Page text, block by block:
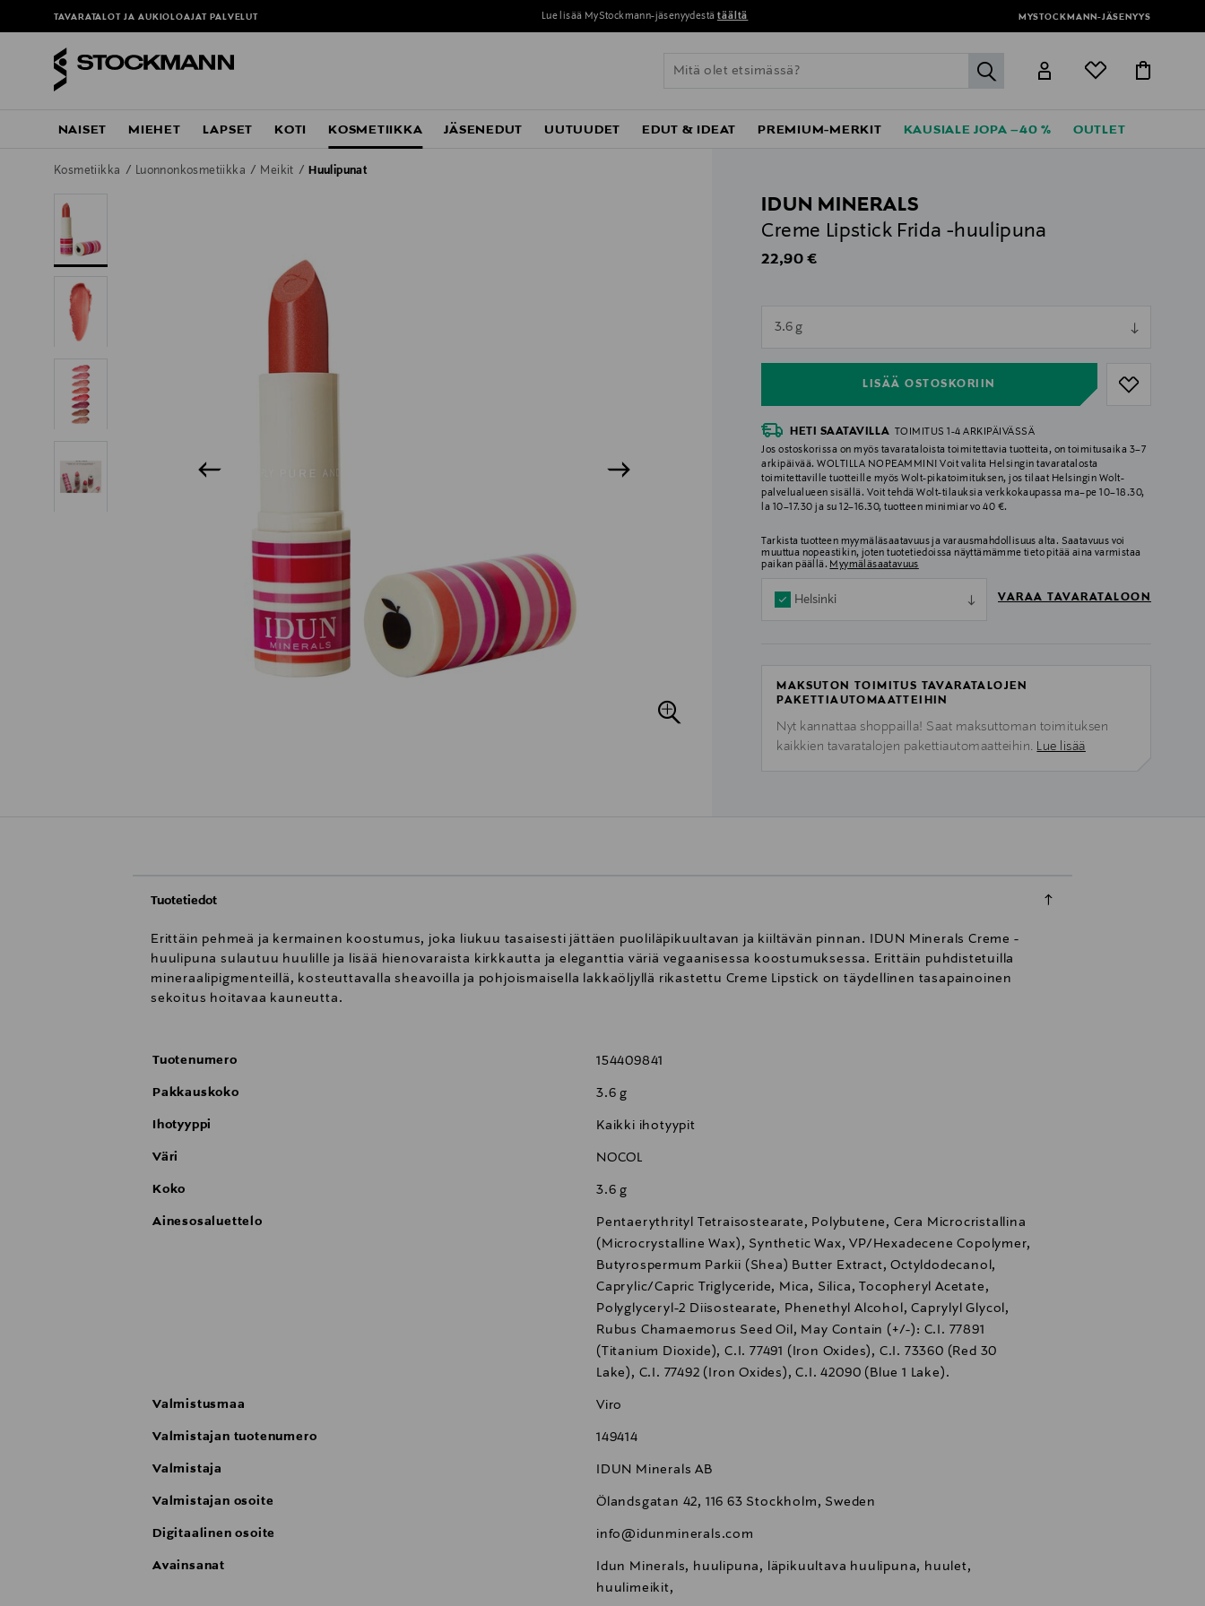
TAVARATALOT JA AUKIOLOAJAT PALVELUT Lue lisää MyStockmann-jäsenyydestä täältä MYSTOCKMANN-JÄSENYYS
label.header.go
NAISET MIEHET LAPSET KOTI KOSMETIIKKA JÄSENEDUT UUTUUDET EDUT & IDEAT PREMIUM-MERKIT KAUSIALE JOPA –40 % OUTLET
Kosmetiikka Luonnonkosmetiikka Meikit Huulipunat
IDUN MINERALS
Creme Lipstick Frida -huulipuna
Original Price
22,90 €
3.6 g
LISÄÄ OSTOSKORIIN
HETI SAATAVILLA
TOIMITUS 1-4 ARKIPÄIVÄSSÄ
Jos ostoskorissa on myös tavarataloista toimitettavia tuotteita, on toimitusaika 3–7
arkipäivää. WOLTILLA NOPEAMMIN! Voit valita Helsingin tavaratalosta
toimitettaville tuotteille myös Wolt-pikatoimituksen, jos tilaat Helsingin Wolt-
palvelualueen sisällä. Voit tehdä Wolt-tilauksia verkkokaupassa ma–pe 10–18.30,
la 10–17.30 ja su 12–16.30, tuotteen minimiarvo 40 €.
Tarkista tuotteen myymäläsaatavuus ja varausmahdollisuus alta. Saatavuus voi
muuttua nopeastikin, joten tuotetiedoissa näyttämämme tieto pitää aina varmistaa
paikan päällä. Myymäläsaatavuus
Helsinki VARAA TAVARATALOON
MAKSUTON TOIMITUS TAVARATALOJEN
PAKETTIAUTOMAATTEIHIN
Nyt kannattaa shoppailla! Saat maksuttoman toimituksen
kaikkien tavaratalojen pakettiautomaatteihin. Lue lisää
Tuotetiedot
Erittäin pehmeä ja kermainen koostumus, joka liukuu tasaisesti jättäen puoliläpikuultavan ja kiiltävän pinnan. IDUN Minerals Creme -
huulipuna sulautuu huulille ja lisää hienovaraista kirkkautta ja eleganttia väriä vegaanisessa koostumuksessa. Erittäin puhdistetuilla
mineraalipigmenteillä, kosteuttavalla sheavoilla ja pohjoismaisella lakkaöljyllä rikastettu Creme Lipstick on täydellinen tasapainoinen
sekoitus hoitavaa kauneutta.
Tuotenumero 154409841
Pakkauskoko 3.6 g
Ihotyyppi Kaikki ihotyypit
Väri NOCOL
Koko 3.6 g
Ainesosaluettelo
Pentaerythrityl Tetraisostearate, Polybutene, Cera Microcristallina
(Microcrystalline Wax), Synthetic Wax, VP/Hexadecene Copolymer,
Butyrospermum Parkii (Shea) Butter Extract, Octyldodecanol,
Caprylic/Capric Triglyceride, Mica, Silica, Tocopheryl Acetate,
Polyglyceryl-2 Diisostearate, Phenethyl Alcohol, Caprylyl Glycol,
Rubus Chamaemorus Seed Oil, May Contain (+/-): C.I. 77891
(Titanium Dioxide), C.I. 77491 (Iron Oxides), C.I. 73360 (Red 30
Lake), C.I. 77492 (Iron Oxides), C.I. 42090 (Blue 1 Lake).
Valmistusmaa Viro
Valmistajan tuotenumero 149414
Valmistaja IDUN Minerals AB
Valmistajan osoite Ölandsgatan 42, 116 63 Stockholm, Sweden
Digitaalinen osoite info@idunminerals.com
Avainsanat
Idun Minerals, huulipuna, läpikuultava huulipuna, huulet,
huulimeikit,